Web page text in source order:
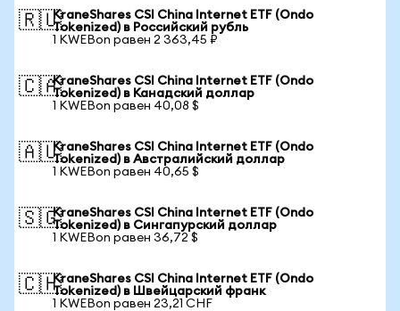
🇷🇺KraneShares CSI China Internet ETF (Ondo
Tokenized) в Российский рубль
1 KWEBon равен 2 363,45 ₽
🇨🇦KraneShares CSI China Internet ETF (Ondo
Tokenized) в Канадский доллар
1 KWEBon равен 40,08 $
🇦🇺KraneShares CSI China Internet ETF (Ondo
Tokenized) в Австралийский доллар
1 KWEBon равен 40,65 $
🇸🇬KraneShares CSI China Internet ETF (Ondo
Tokenized) в Сингапурский доллар
1 KWEBon равен 36,72 $
🇨🇭KraneShares CSI China Internet ETF (Ondo
Tokenized) в Швейцарский франк
1 KWEBon равен 23,21 CHF